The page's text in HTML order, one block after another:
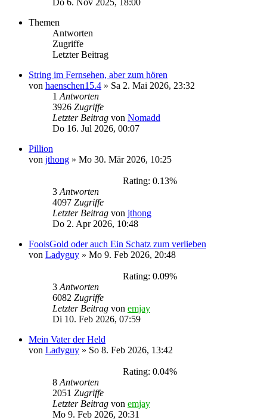
Themen
Antworten
Zugriffe
Letzter Beitrag
String im Fernsehen, aber zum hören
von haenschen15.4 » Sa 2. Mai 2026, 23:32
1 Antworten
3926 Zugriffe
Letzter Beitrag von Nomadd
Do 16. Jul 2026, 00:07
Pillion
von jthong » Mo 30. Mär 2026, 10:25
Rating: 0.13%
3 Antworten
4097 Zugriffe
Letzter Beitrag von jthong
Do 2. Apr 2026, 10:48
FoolsGold oder auch Ein Schatz zum verlieben
von Ladyguy » Mo 9. Feb 2026, 20:48
Rating: 0.09%
3 Antworten
6082 Zugriffe
Letzter Beitrag von emjay
Di 10. Feb 2026, 07:59
Mein Vater der Held
von Ladyguy » So 8. Feb 2026, 13:42
Rating: 0.04%
8 Antworten
2051 Zugriffe
Letzter Beitrag von emjay
Mo 9. Feb 2026, 20:31